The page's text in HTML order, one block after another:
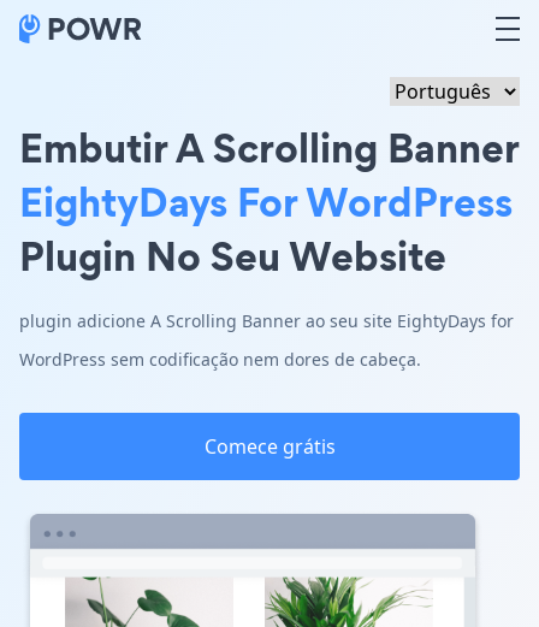
Embutir A Scrolling Banner
EightyDays For WordPress
Plugin No Seu Website
plugin adicione A Scrolling Banner ao seu site EightyDays for
WordPress sem codificação nem dores de cabeça.
Comece grátis